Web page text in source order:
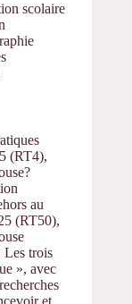
scolaire
(RT4),
au
(RT50),
Les trois
», avec